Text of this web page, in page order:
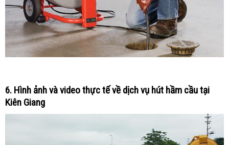
6. Hình ảnh và video thực tế về dịch vụ hút hầm cầu tại
Kiên Giang